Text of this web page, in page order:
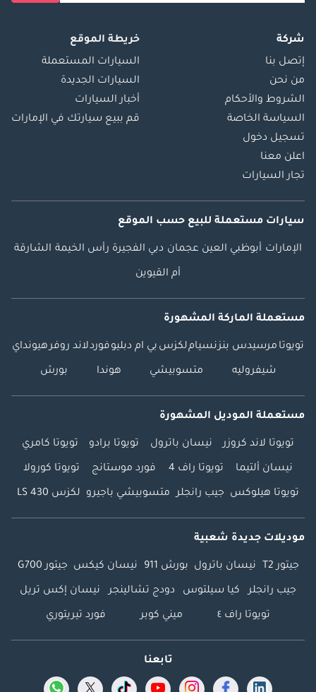
شركة
إتصل بنا
من نحن
الشروط والأحكام
السياسة الخاصة
تسجيل دخول
اعلن معنا
تجار السيارات
خريطة الموقع
السيارات المستعملة
السيارات الجديدة
أخبار السيارات
قم ببيع سيارتك في الإمارات
سيارات مستعملة للبيع حسب الموقع
الإمارات أبوظبي العين عجمان دبي الفجيرة رأس الخيمة الشارقة
أم القيوين
مستعملة الماركة المشهورة
تويوتا مرسيدس بنزنسياملكزس بي ام دبليوفوردلاند روفرهيونداي
شيفروليه متسوبيشي هوندا بورش
مستعملة الموديل المشهورة
تويوتا لاند كروزر نيسان باترول تويوتا برادو تويوتا كامري
نيسان ألتيما تويوتا راف 4 فورد موستانج تويوتا كورولا
تويوتا هيلوكس جيب رانجلر متسوبيشي باجيرو لكزس LS 430
موديلات جديدة شعبية
جيتور T2 نيسان باترول بورش 911 نيسان كيكس جيتور G700
جيب رانجلر كيا سيلتوس دودج تشالينجر نيسان إكس تريل
تويوتا راف ٤ ميني كوبر فورد تيريتوري
تابعنا